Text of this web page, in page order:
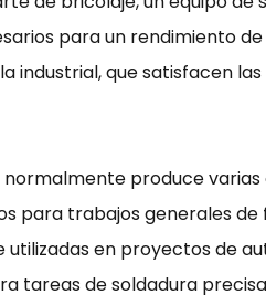
para un rendimiento
industrial, que satisfacen
produce
para trabajos generales
utilizadas en proyectos de
tareas de soldadura